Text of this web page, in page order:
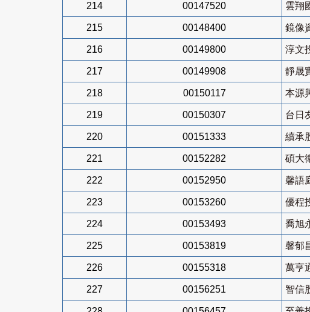
214 00147520 雲翔
215 00148400 鏡像
216 00149800 淳文
217 00149908 靜晟
218 00150117 本源
219 00150307 台日
220 00151333 續承
221 00152282 碩大
222 00152950 馨語
223 00153260 優程
224 00153493 喬旭
225 00153819 馨郁
226 00155318 萬亨
227 00156251 智信